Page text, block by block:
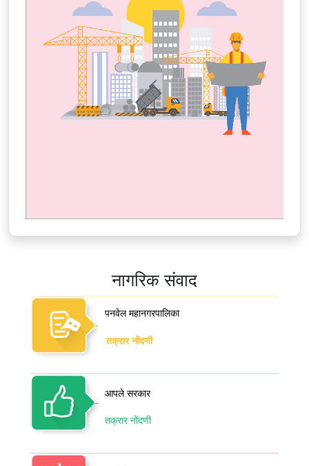
Pause
नागरिक संवाद
पनवेल महानगरपालिका
तक्रार नोंदणी
आपले सरकार
तक्रार नोंदणी